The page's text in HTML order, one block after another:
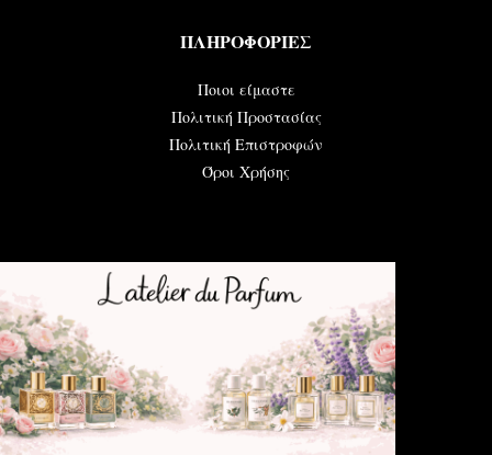
ΠΛΗΡΟΦΟΡΙΕΣ
Ποιοι είμαστε
Πολιτική Προστασίας
Πολιτική Επιστροφών
Όροι Χρήσης